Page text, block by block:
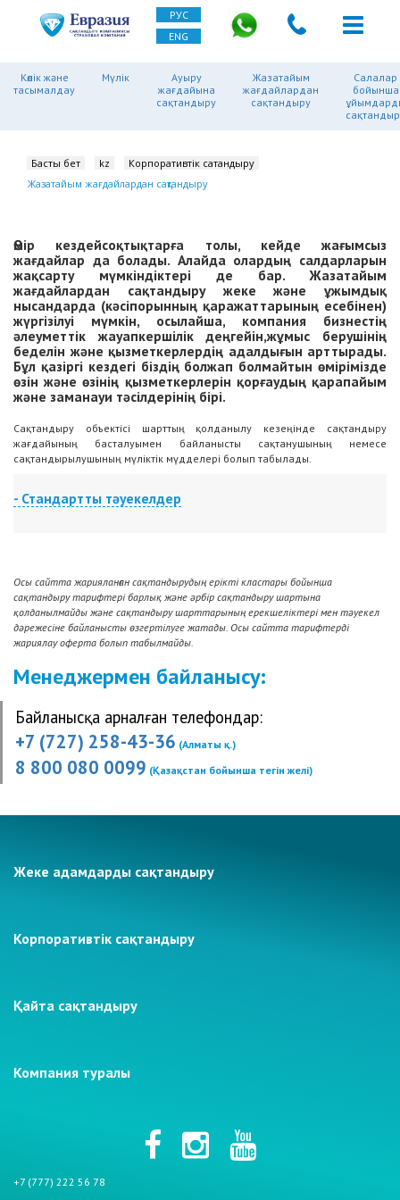
РУС
ENG
Көлік және
тасымалдау
Мүлік
Ауыру
жағдайына
сақтандыру
Жазатайым
жағдайлардан
сақтандыру
Салалар
бойынша
Басты бет kz
Корпоративтік сақтандыру
Жазатайым жағдайлардан сақтандыру
Өмір кездейсоқтықтарға толы, кейде жағымсыз
жағдайлар да болады. Алайда олардың салдарларын
жақсарту мүмкіндіктері де бар. Жазатайым
жағдайлардан сақтандыру жеке және ұжымдық
нысандарда (кәсіпорынның қаражаттарының есебінен)
жүргізілуі мүмкін, осылайша, компания бизнестің
әлеуметтік жауапкершілік деңгейін,жұмыс берушінің
беделін және қызметкерлердің адалдығын арттырады.
Бұл қазіргі кездегі біздің болжап болмайтын өмірімізде
өзін және өзінің қызметкерлерін қорғаудың қарапайым
және заманауи тәсілдерінің бірі.
Сақтандыру объектісі шарттың қолданылу кезеңінде сақтандыру
жағдайының басталуымен байланысты сақтанушының немесе
сақтандырылушының мүліктік мүдделері болып табылады.
- Стандартты тәуекелдер
сақтандыру сомасынан 100% );
2) І топ мүгедектігі (сақтандыру төлемінің мөлшері — сақтандыру
сомасынан 80% );
3) II топ мүгедектігі (сақтандыру төлемінің мөлшері — сақтандыру
4) III топ мүгедектігі (сақтандыру төлемінің мөлшері — сақтандыру
Жазатайым жағдай ретінде сақтандырылушының денсаулығына залал
келтірген, жарақаттаған немесе өлім жағдайына әкелген,
сақтандырылушының ағзасына сыртқы механикалық, электрлік, химиялық
немесе термиялық әсердің нәтижесінде адамның еркінен тыс басталған
Осы сайтта жарияланған сақтандырудың ерікті кластары бойынша
сақтандыру тарифтері барлық және әрбір сақтандыру шартына
қолданылмайды және сақтандыру шарттарының ерекшеліктері мен тәуекел
дәрежесіне байланысты өзгертілуге жатады. Осы сайтта тарифтерді
жариялау оферта болып табылмайды.
Менеджермен байланысу:
Байланысқа арналған телефондар:
+7 (727) 258-43-36 (Алматы қ.)
8 800 080 0099 (Қазақстан бойынша тегін желі)
Жеке адамдарды сақтандыру
Корпоративтік сақтандыру
Қайта сақтандыру
Компания туралы
+7 (777) 222 56 78